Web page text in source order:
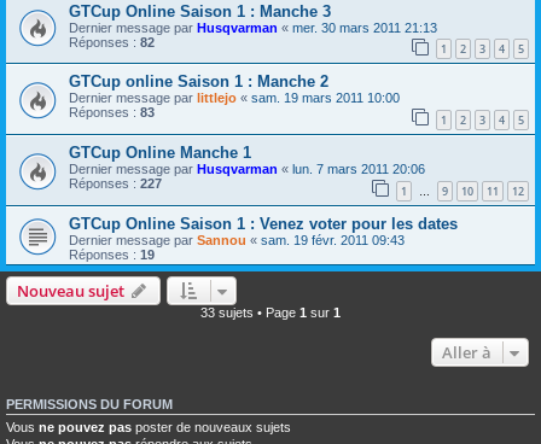
GTCup Online Saison 1 : Manche 3
Dernier message par Husqvarman « mer. 30 mars 2011 21:13
Réponses : 82 1 2 3 4 5
GTCup online Saison 1 : Manche 2
Dernier message par littlejo « sam. 19 mars 2011 10:00
Réponses : 83 1 2 3 4 5
GTCup Online Manche 1
Dernier message par Husqvarman « lun. 7 mars 2011 20:06
Réponses : 227 1 9 10 11 12
GTCup Online Saison 1 : Venez voter pour les dates
Dernier message par Sannou « sam. 19 févr. 2011 09:43
Réponses : 19
Nouveau sujet
33 sujets • Page 1 sur 1
Aller à
PERMISSIONS DU FORUM
Vous ne pouvez pas poster de nouveaux sujets